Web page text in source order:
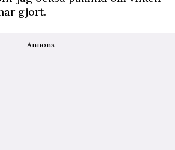
gjort.
Annons